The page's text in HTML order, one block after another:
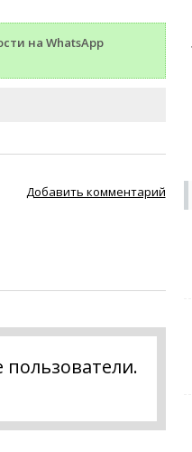
на WhatsApp
Добавить комментарий